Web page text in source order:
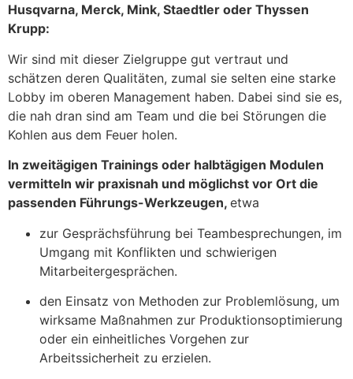
Husqvarna, Merck, Mink, Staedtler oder Thyssen
Krupp:
Wir sind mit dieser Zielgruppe gut vertraut und
schätzen deren Qualitäten, zumal sie selten eine starke
Lobby im oberen Management haben. Dabei sind sie es,
die nah dran sind am Team und die bei Störungen die
Kohlen aus dem Feuer holen.
In zweitägigen Trainings oder halbtägigen Modulen
vermitteln wir praxisnah und möglichst vor Ort die
passenden Führungs-Werkzeugen, etwa
zur Gesprächsführung bei Teambesprechungen, im
Umgang mit Konflikten und schwierigen
Mitarbeitergesprächen.
den Einsatz von Methoden zur Problemlösung, um
wirksame Maßnahmen zur Produktionsoptimierung
oder ein einheitliches Vorgehen zur
Arbeitssicherheit zu erzielen.